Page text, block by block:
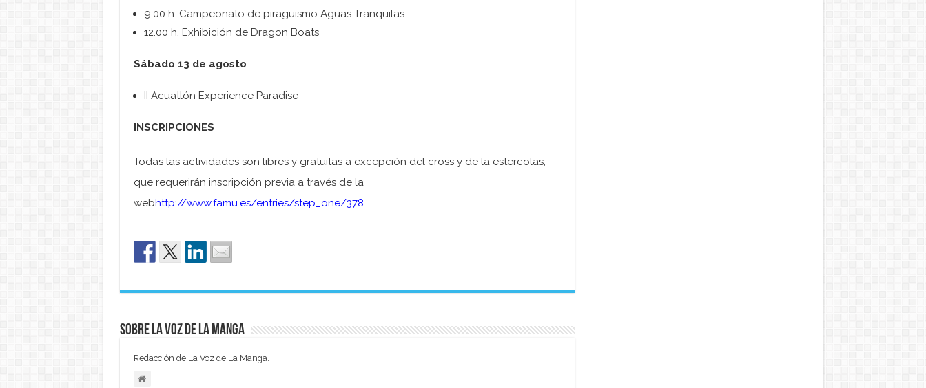
9.00 h. Campeonato de piragüismo Aguas Tranquilas
12.00 h. Exhibición de Dragon Boats
Sábado 13 de agosto
II Acuatlón Experience Paradise
INSCRIPCIONES
Todas las actividades son libres y gratuitas a excepción del cross y de la estercolas,
que requerirán inscripción previa a través de la
webhttp://www.famu.es/entries/step_one/378
Sobre La Voz de La Manga
Redacción de La Voz de La Manga.